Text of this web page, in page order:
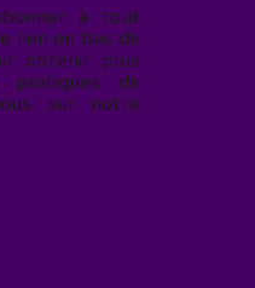
à tout
lien en bas de
obtenir plus
pratiques de
sur notre